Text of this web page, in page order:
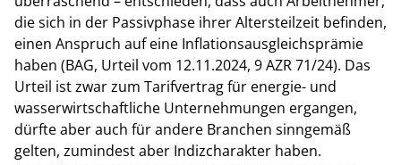
die sich in der Passivphase ihrer Altersteilzeit befinden,
einen Anspruch auf eine Inflationsausgleichsprämie
haben (BAG, Urteil vom 12.11.2024, 9 AZR 71/24). Das
Urteil ist zwar zum Tarifvertrag für energie- und
wasserwirtschaftliche Unternehmungen ergangen,
dürfte aber auch für andere Branchen sinngemäß
gelten, zumindest aber Indizcharakter haben.